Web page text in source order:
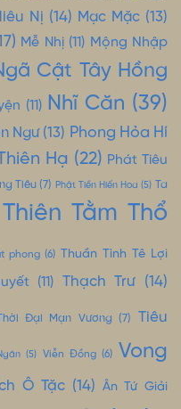
Nị (14) Mạc Mặc (13)
Mễ Nhị(11) Mộng Nhập
Cật Tây Hồng
(11) Nhĩ Căn (39)
Ngư(13) Phong Hỏa Hí
Hạ (22) Phát Tiêu
Tiêu (7) Phật Tiền Hiến Hoa (5) Ta
Thiên Tằm Thổ
phong (6) Thuần Tình Tê Lợi
(11) Thạch Trư (14)
Đại Mạn Vương (7) Tiêu
(5) Viễn Đồng (6) Vong
Ô Tặc (14) Ân Tứ Giải